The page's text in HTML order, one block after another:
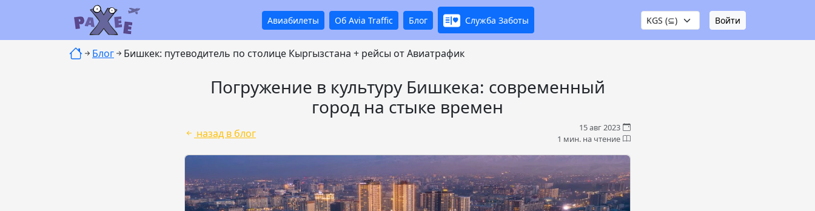
Авиабилеты Об Avia Traffic Блог Служба Заботы Войти
Блог Бишкек: путеводитель по столице Кыргызстана + рейсы от Авиатрафик
Погружение в культуру Бишкека: современный
город на стыке времен
назад в блог
15 авг 2023
1 мин. на чтение